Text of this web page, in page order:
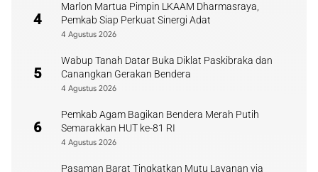
4
Marlon Martua Pimpin LKAAM Dharmasraya,
Pemkab Siap Perkuat Sinergi Adat
4 Agustus 2026
5
Wabup Tanah Datar Buka Diklat Paskibraka dan
Canangkan Gerakan Bendera
4 Agustus 2026
6
Pemkab Agam Bagikan Bendera Merah Putih
Semarakkan HUT ke-81 RI
4 Agustus 2026
Pasaman Barat Tingkatkan Mutu Layanan via